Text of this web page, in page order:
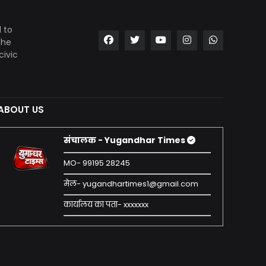
to
US
संचालक - Yugandhar Times
MO- 99195 28245
मेल- yugandhartimes1@gmail.com
कार्यालय का पता- xxxxxxx